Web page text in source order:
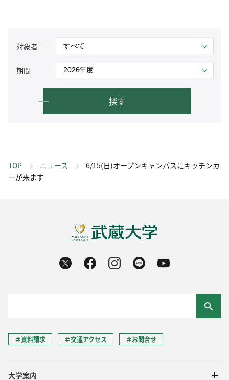
TOP ニュース
6/15(日)オープンキャンパスにキッチンカ
ーが来ます
対象者
期間
探す
＃資料請求 ＃交通アクセス ＃お問合せ
大学案内